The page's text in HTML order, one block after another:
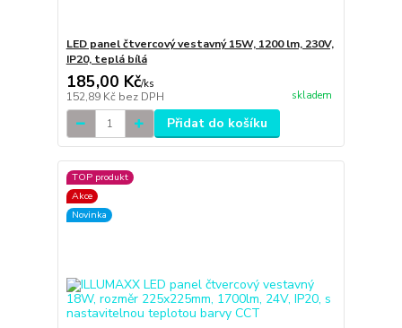
LED panel čtvercový vestavný 15W, 1200 lm, 230V,
IP20, teplá bílá
185,00 Kč/ks
152,89 Kč bez DPH skladem
Přidat do košíku
TOP produkt
Akce
Novinka